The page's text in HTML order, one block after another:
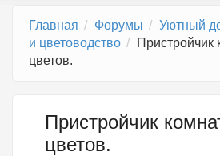
Главная Форумы Уютный
и цветоводство
Пристройчик
цветов.
Пристройчик
цветов.